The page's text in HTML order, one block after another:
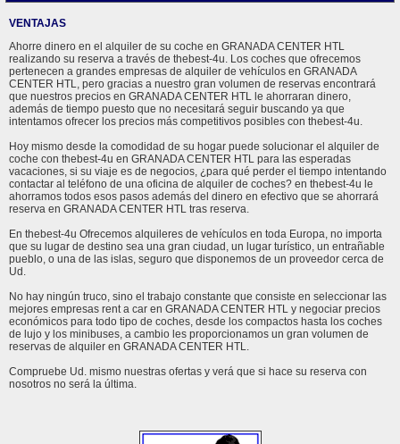
VENTAJAS
Ahorre dinero en el alquiler de su coche en GRANADA CENTER HTL
realizando su reserva a través de thebest-4u. Los coches que ofrecemos
pertenecen a grandes empresas de alquiler de vehículos en GRANADA
CENTER HTL, pero gracias a nuestro gran volumen de reservas encontrará
que nuestros precios en GRANADA CENTER HTL le ahorraran dinero,
además de tiempo puesto que no necesitará seguir buscando ya que
intentamos ofrecer los precios más competitivos posibles con thebest-4u.
Hoy mismo desde la comodidad de su hogar puede solucionar el alquiler de
coche con thebest-4u en GRANADA CENTER HTL para las esperadas
vacaciones, si su viaje es de negocios, ¿para qué perder el tiempo intentando
contactar al teléfono de una oficina de alquiler de coches? en thebest-4u le
ahorramos todos esos pasos además del dinero en efectivo que se ahorrará
reserva en GRANADA CENTER HTL tras reserva.
En thebest-4u Ofrecemos alquileres de vehículos en toda Europa, no importa
que su lugar de destino sea una gran ciudad, un lugar turístico, un entrañable
pueblo, o una de las islas, seguro que disponemos de un proveedor cerca de
Ud.
No hay ningún truco, sino el trabajo constante que consiste en seleccionar las
mejores empresas rent a car en GRANADA CENTER HTL y negociar precios
económicos para todo tipo de coches, desde los compactos hasta los coches
de lujo y los minibuses, a cambio les proporcionamos un gran volumen de
reservas de alquiler en GRANADA CENTER HTL.
Compruebe Ud. mismo nuestras ofertas y verá que si hace su reserva con
nosotros no será la última.